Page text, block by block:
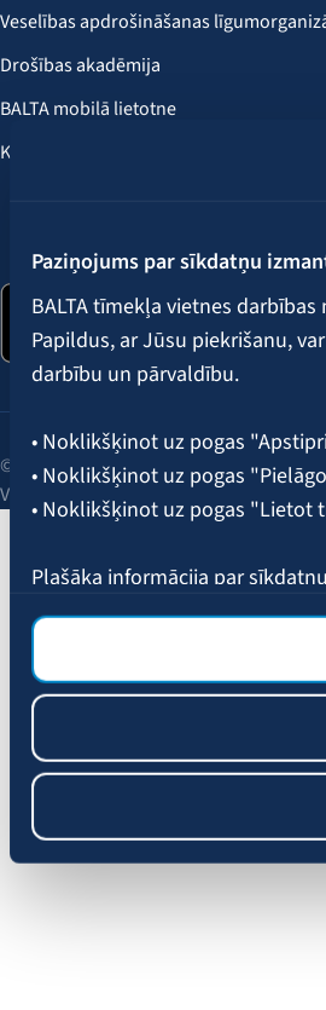
Paziņojums par sīkdatņu
BALTA tīmekļa vietnes
Papildus, ar Jūsu piekrišanu,
darbību un pārvaldību.
• Noklikšķinot uz pogas
• Noklikšķinot uz pogas
• Noklikšķinot uz pogas "Lietot
Plašāka informācija par
Veselības apdrošināšanas
Drošības akadēmija
BALTA mobilā lietotne
Klientu labumi
© 2026 AAS BALTA | Skanstes iela 25,
Vienotais reģ. Nr. 40003049409.